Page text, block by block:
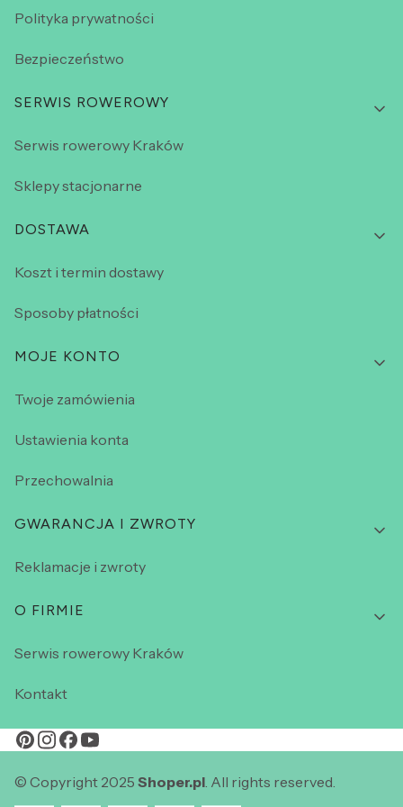
Polityka prywatności
Bezpieczeństwo
SERWIS ROWEROWY
Serwis rowerowy Kraków
Sklepy stacjonarne
DOSTAWA
Koszt i termin dostawy
Sposoby płatności
MOJE KONTO
Twoje zamówienia
Ustawienia konta
Przechowalnia
GWARANCJA I ZWROTY
Reklamacje i zwroty
O FIRMIE
Serwis rowerowy Kraków
Kontakt
© Copyright 2025 Shoper.pl . All rights reserved.